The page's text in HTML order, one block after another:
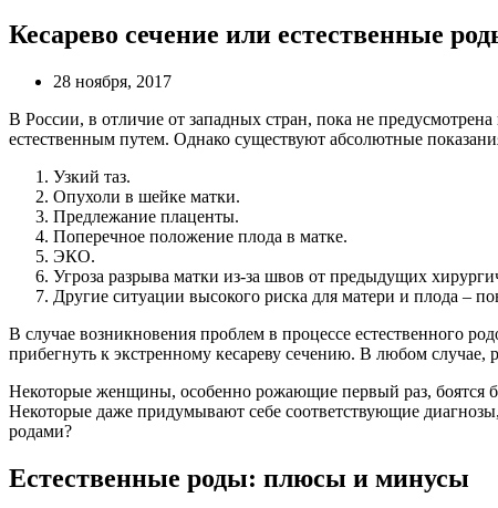
Кесарево сечение или естественные
28 ноября, 2017
В России, в отличие от западных стран, пока не
естественным путем. Однако существуют абсолютные
Узкий таз.
Опухоли в шейке матки.
Предлежание плаценты.
Поперечное положение плода в матке.
ЭКО.
Угроза разрыва матки из-за швов от предыдущих
Другие ситуации высокого риска для матери и плода –
В случае возникновения проблем в процессе естественного
прибегнуть к экстренному кесареву сечению. В любом
Некоторые женщины, особенно рожающие первый раз, боятся
Некоторые даже придумывают себе соответствующие
родами?
Естественные роды: плюсы и минусы